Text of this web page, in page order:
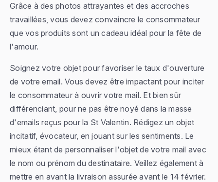
Grâce à des photos attrayantes et des accroches
travaillées, vous devez convaincre le consommateur
que vos produits sont un cadeau idéal pour la fête de
l'amour.
Soignez votre objet pour favoriser le taux d'ouverture
de votre email. Vous devez être impactant pour inciter
le consommateur à ouvrir votre mail. Et bien sûr
différenciant, pour ne pas être noyé dans la masse
d'emails reçus pour la St Valentin. Rédigez un objet
incitatif, évocateur, en jouant sur les sentiments. Le
mieux étant de personnaliser l'objet de votre mail avec
le nom ou prénom du destinataire. Veillez également à
mettre en avant la livraison assurée avant le 14 février.